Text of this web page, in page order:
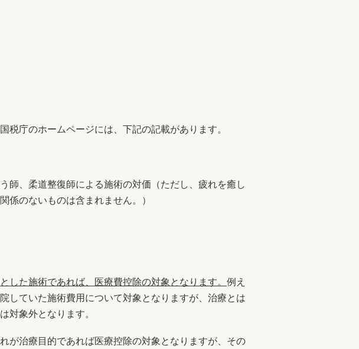
税庁のホームページには、下記の記載があります。
師、柔道整復師による施術の対価（ただし、疲れを癒し
係のないものは含まれません。）
した施術であれば、医療費控除の対象となります。 例え
していた施術費用について対象となりますが、治療とは
対象外となります。
が治療目的であれば医療控除の対象となりますが、その